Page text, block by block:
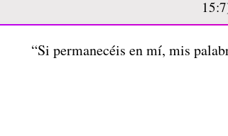
“Si permanecéis en mí, mis